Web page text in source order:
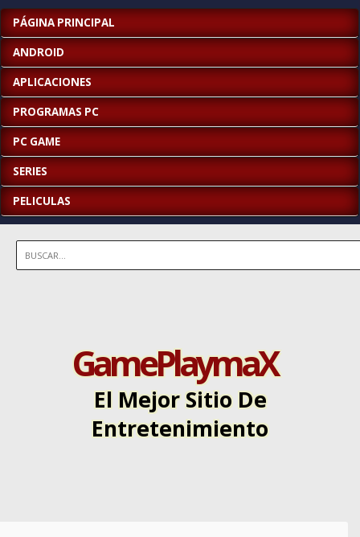
PÁGINA PRINCIPAL
ANDROID
APLICACIONES
PROGRAMAS PC
PC GAME
SERIES
PELICULAS
GamePlaymaX
El Mejor Sitio De
Entretenimiento